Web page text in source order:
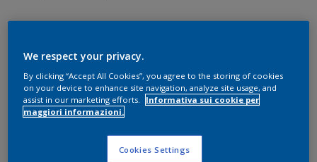
Seleziona un colore
Formato
750 ML
We respect your privacy.
By clicking “Accept All Cookies”, you agree to the storing of cookies
on your device to enhance site navigation, analyze site usage, and
assist in our marketing efforts.
Informativa sui cookie per
maggiori informazioni.
Cookies Settings